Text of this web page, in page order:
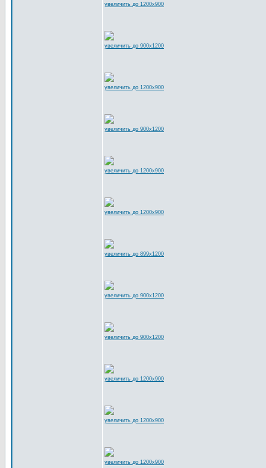
увеличить до 1200x900
увеличить до 900x1200
увеличить до 1200x900
увеличить до 900x1200
увеличить до 1200x900
увеличить до 1200x900
увеличить до 899x1200
увеличить до 900x1200
увеличить до 900x1200
увеличить до 1200x900
увеличить до 1200x900
увеличить до 1200x900